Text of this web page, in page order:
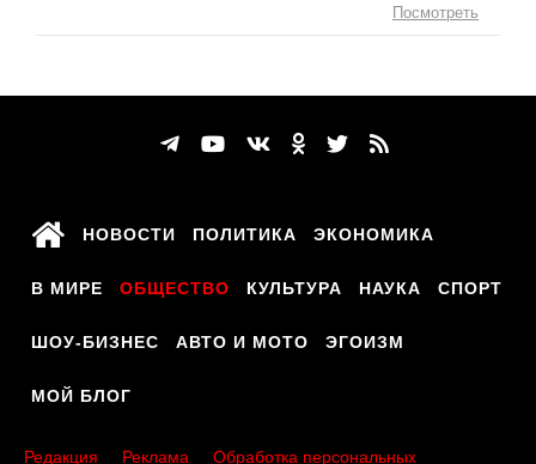
Посмотреть
НОВОСТИ ПОЛИТИКА ЭКОНОМИКА
В МИРЕ ОБЩЕСТВО КУЛЬТУРА НАУКА СПОРТ
ШОУ-БИЗНЕС АВТО И МОТО ЭГОИЗМ
МОЙ БЛОГ
Редакция Реклама Обработка персональных